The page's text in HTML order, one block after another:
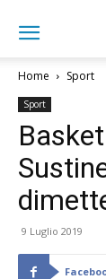
Home Sport
Sport
9 Luglio 2019